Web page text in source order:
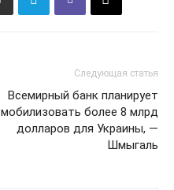
Следующая статья
Всемирный банк планирует
мобилизовать более 8 млрд
долларов для Украины, —
Шмыгаль